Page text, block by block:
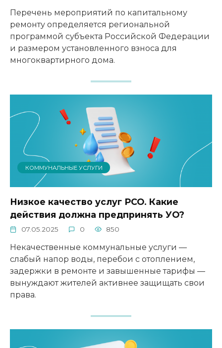
Перечень мероприятий по капитальному
ремонту определяется региональной
программой субъекта Российской Федерации
и размером установленного взноса для
многоквартирного дома.
КОММУНАЛЬНЫЕ УСЛУГИ
Низкое качество услуг РСО. Какие
действия должна предпринять УО?
07.05.2025 0 850
Некачественные коммунальные услуги —
слабый напор воды, перебои с отоплением,
задержки в ремонте и завышенные тарифы —
вынуждают жителей активнее защищать свои
права.